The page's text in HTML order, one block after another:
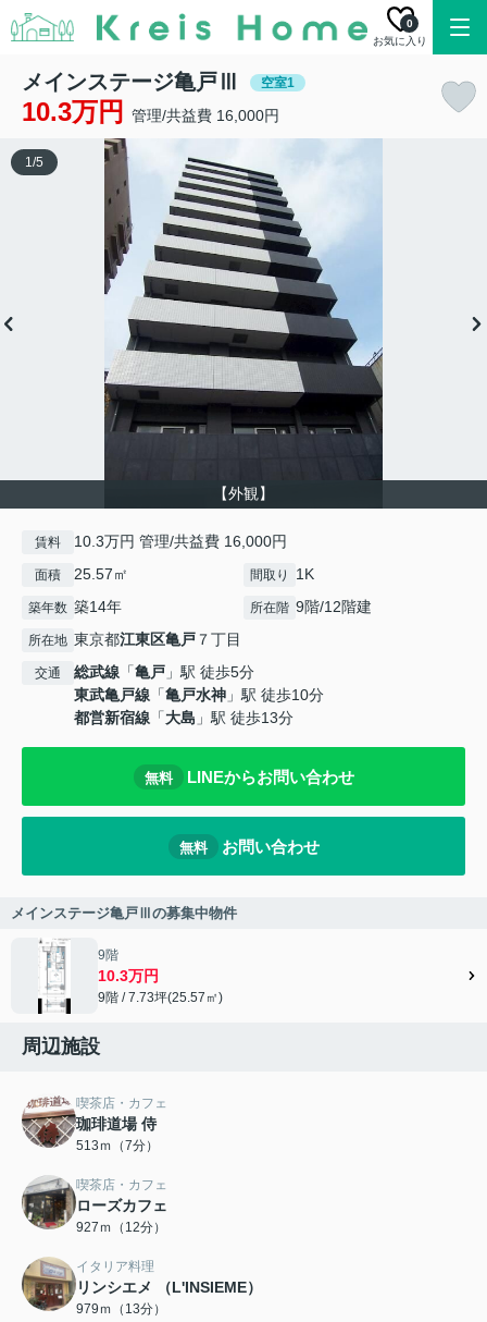
お気に入り
0
メインステージ亀戸Ⅲ 空室1
10.3万円 管理/共益費 16,000円
【外観】
1/5
賃料 10.3万円 管理/共益費 16,000円
面積 25.57㎡ 間取り 1K
築年数 築14年 所在階 9階/12階建
所在地 東京都江東区亀戸 ７丁目
交通 総武線 「亀戸 」駅 徒歩5分
東武亀戸線 「亀戸水神 」駅 徒歩10分
都営新宿線 「大島 」駅 徒歩13分
無料 LINEからお問い合わせ
無料 お問い合わせ
メインステージ亀戸Ⅲの募集中物件
9階
10.3万円
9階 / 7.73坪(25.57㎡)
周辺施設
喫茶店・カフェ
珈琲道場 侍
513ｍ（7分）
喫茶店・カフェ
ローズカフェ
927ｍ（12分）
イタリア料理
リンシエメ （L'INSIEME）
979ｍ（13分）